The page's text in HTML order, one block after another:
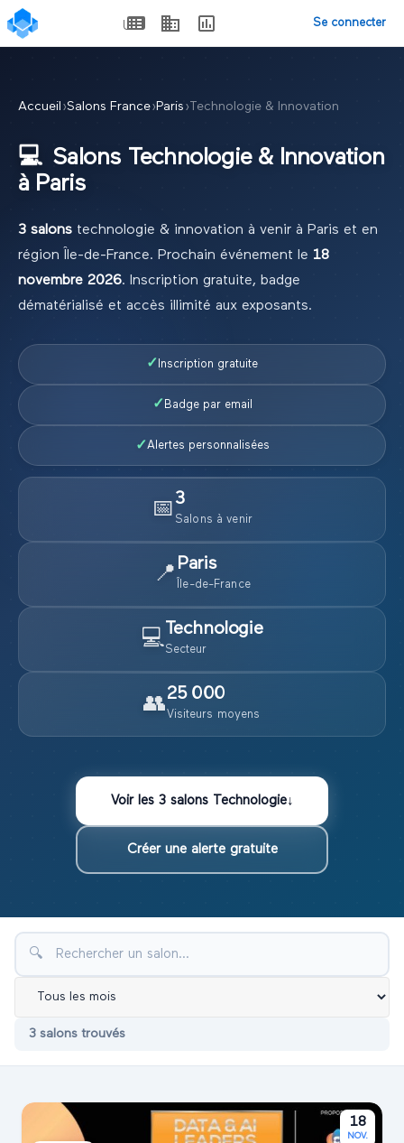
Se connecter
Accueil ›Salons France›Paris › Technologie & Innovation
💻 Salons Technologie & Innovation
à Paris
3 salons technologie & innovation à venir à Paris et en
région
Île-de-France. Prochain événement le 18
novembre 2026. Inscription gratuite, badge
dématérialisé et accès illimité aux exposants.
✓ Inscription gratuite
✓ Badge par email
✓Alertes personnalisées
📅 3
Salons à venir
📍Paris
Île-de-France
💻Technologie
Secteur
👥25 000
Visiteurs moyens
Voir les 3salons Technologie↓
Créer une alerte gratuite
🔍
3 salons trouvés
18
NOV.